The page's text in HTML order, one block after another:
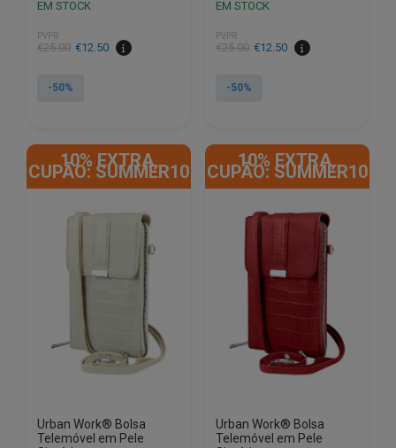
EM STOCK
PVPR
€25.00
O
original
€12.50
O
atual
-50%
EM STOCK
PVPR
€25.00
O
original
€12.50
O
atual
-50%
10% EXTRA,
CUPÃO: SUMMER10
Urban Work® Bolsa
Telemóvel em Pele
10% EXTRA,
CUPÃO: SUMMER10
Urban Work® Bolsa
Telemóvel em Pele